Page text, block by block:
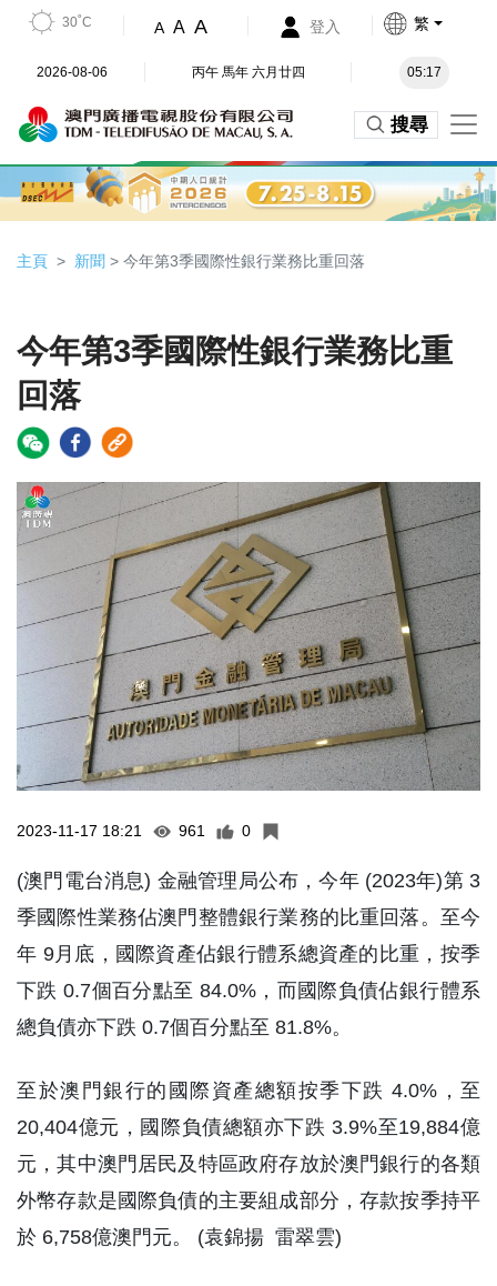
30˚C A A A 登入 繁
2026-08-06 丙午 馬年 六月廿四 05:17
搜尋
主頁 新聞 > 今年第3季國際性銀行業務比重回落
今年第3季國際性銀行業務比重
回落
2023-11-17 18:21 961 0
(澳門電台消息) 金融管理局公布，今年 (2023年)第 3
季國際性業務佔澳門整體銀行業務的比重回落。至今
年 9月底，國際資產佔銀行體系總資產的比重，按季
下跌 0.7個百分點至 84.0%，而國際負債佔銀行體系
總負債亦下跌 0.7個百分點至 81.8%。
至於澳門銀行的國際資產總額按季下跌 4.0%，至
20,404億元，國際負債總額亦下跌 3.9%至19,884億
元，其中澳門居民及特區政府存放於澳門銀行的各類
外幣存款是國際負債的主要組成部分，存款按季持平
於 6,758億澳門元。 (袁錦揚 雷翠雲)